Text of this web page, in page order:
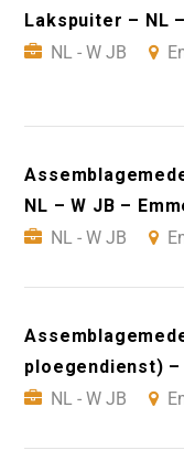
Lakspuiter – NL
NL - W JB
NL – W JB –
NL - W JB
ploegendienst) –
NL - W JB